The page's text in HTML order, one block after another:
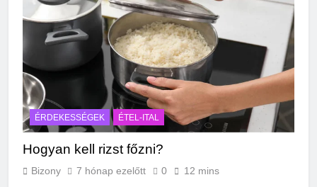
ÉRDEKESSÉGEK ÉTEL-ITAL
Hogyan kell rizst főzni?
Bizony 7 hónap ezelőtt 0 12 mins